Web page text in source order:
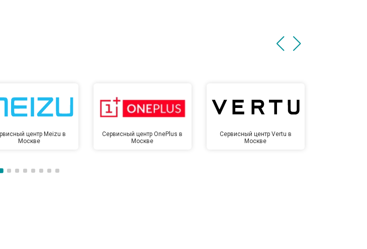
от 50 мин от 1500 ₽ Заказать
центр Meizu в
Москве
Сервисный центр OnePlus в
Москве
Сервисный центр Vertu в
Москве